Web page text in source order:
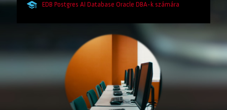
EDB Postgres AI Database Oracle DBA-k számára